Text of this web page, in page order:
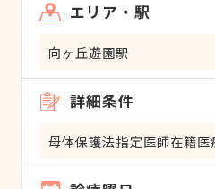
エリア・駅
向ヶ丘遊園駅
詳細条件
母体保護法指定医師在籍医